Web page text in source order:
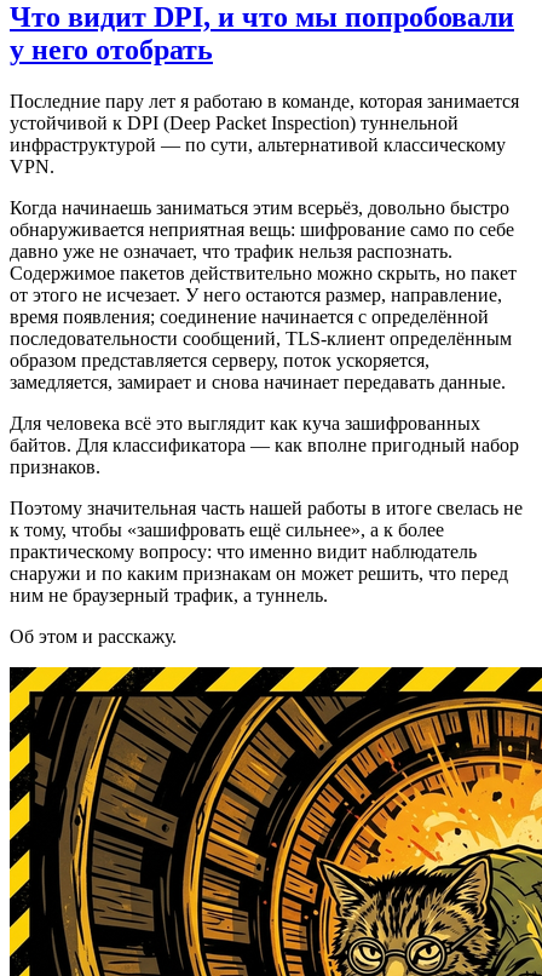
Что видит DPI, и что мы попробовали
у него отобрать
Последние пару лет я работаю в команде, которая занимается
устойчивой к DPI (Deep Packet Inspection) туннельной
инфраструктурой — по сути, альтернативой классическому
VPN.
Когда начинаешь заниматься этим всерьёз, довольно быстро
обнаруживается неприятная вещь: шифрование само по себе
давно уже не означает, что трафик нельзя распознать.
Содержимое пакетов действительно можно скрыть, но пакет
от этого не исчезает. У него остаются размер, направление,
время появления; соединение начинается с определённой
последовательности сообщений, TLS-клиент определённым
образом представляется серверу, поток ускоряется,
замедляется, замирает и снова начинает передавать данные.
Для человека всё это выглядит как куча зашифрованных
байтов. Для классификатора — как вполне пригодный набор
признаков.
Поэтому значительная часть нашей работы в итоге свелась не
к тому, чтобы «зашифровать ещё сильнее», а к более
практическому вопросу: что именно видит наблюдатель
снаружи и по каким признакам он может решить, что перед
ним не браузерный трафик, а туннель.
Об этом и расскажу.